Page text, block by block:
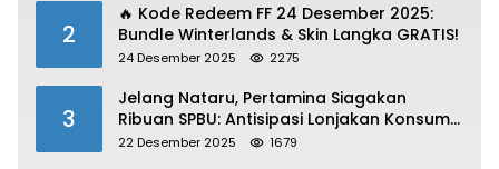
2
🔥 Kode Redeem FF 24 Desember 2025:
Bundle Winterlands & Skin Langka GRATIS!
24 Desember 2025 2275
3
Jelang Nataru, Pertamina Siagakan
Ribuan SPBU: Antisipasi Lonjakan Konsumsi
BBM dan LPG!
22 Desember 2025 1679